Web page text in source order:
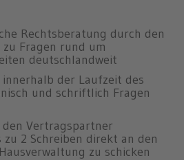
Rechtsberatung durch den
Fragen rund um
deutschlandweit
der Laufzeit des
und schriftlich Fragen
Vertragspartner
2 Schreiben direkt an den
zu schicken